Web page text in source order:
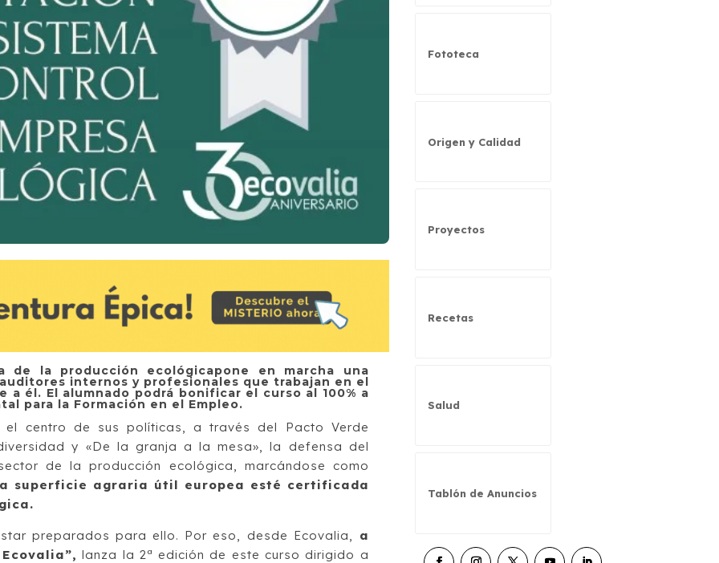
de la producción ecológicapone en marcha una
internos y profesionales que trabajan en el
él. El alumnado podrá bonificar el curso al 100% a
para la Formación en el Empleo.
el centro de sus políticas, a través del Pacto Verde
y «De la granja a la mesa», la defensa del
de la producción ecológica, marcándose como
superficie agraria útil europea esté certificada
preparados para ello. Por eso, desde Ecovalia, a
lanza la 2ª edición de este curso dirigido a
Fototeca
Origen y Calidad
Proyectos
Recetas
Salud
Tablón de Anuncios